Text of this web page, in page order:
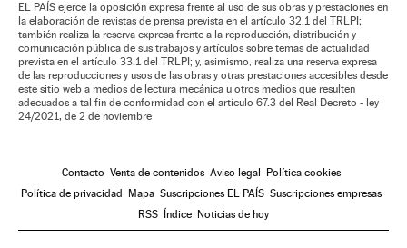
EL PAÍS ejerce la oposición expresa frente al uso de sus obras y prestaciones en
la elaboración de revistas de prensa prevista en el artículo 32.1 del TRLPI;
también realiza la reserva expresa frente a la reproducción, distribución y
comunicación pública de sus trabajos y artículos sobre temas de actualidad
prevista en el artículo 33.1 del TRLPI; y, asimismo, realiza una reserva expresa
de las reproducciones y usos de las obras y otras prestaciones accesibles desde
este sitio web a medios de lectura mecánica u otros medios que resulten
adecuados a tal fin de conformidad con el artículo 67.3 del Real Decreto - ley
24/2021, de 2 de noviembre
Contacto Venta de contenidos Aviso legal
Política cookies
Política de privacidad
Mapa Suscripciones EL PAÍS Suscripciones empresas
RSS
Índice Noticias de hoy